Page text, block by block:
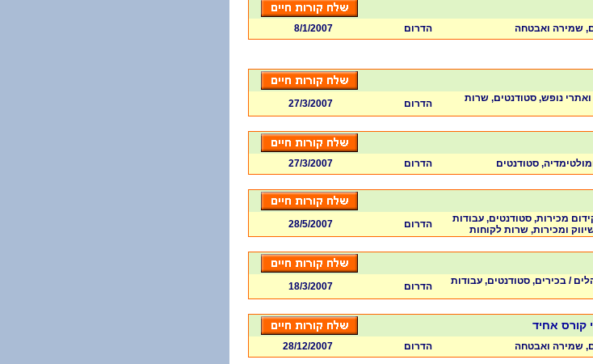
שמירה ואבטחה הדרום 8/1/2007
ואתרי נופש, סטודנטים, שרות
הדרום 27/3/2007
סטודנטים הדרום 27/3/2007
מכירות, סטודנטים, עבודות
ומכירות, שרות לקוחות
הדרום 28/5/2007
/ בכירים, סטודנטים, עבודות
הדרום 18/3/2007
קורס אחיד
שמירה ואבטחה הדרום 28/12/2007